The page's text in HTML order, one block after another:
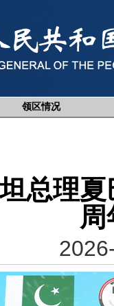
领区情况
总理
周